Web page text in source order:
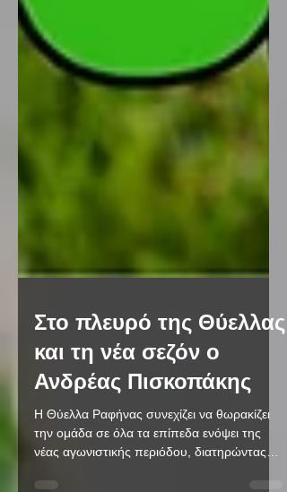
Στο πλευρό της Θύελλας
και τη νέα σεζόν ο
Ανδρέας Πισκοπάκης
Η Θύελλα Ραφήνας συνεχίζει να θωρακίζει
νέας αγωνιστικής περιόδου, διατηρώντας